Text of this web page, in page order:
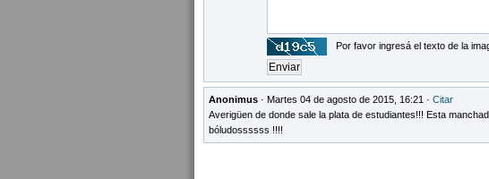
Por favor ingresá el texto de la
Anonimus · Martes 04 de agosto de 2015, 16:21 · Citar
Averigüen de donde sale la plata de estudiantes!!! Esta
bóludossssss !!!!